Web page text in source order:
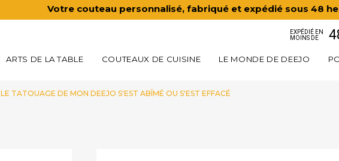
Votre couteau personnalisé, fabriqué et expédié sous 48
ARTS DE LA TABLE COUTEAUX DE CUISINE LE MONDE DE DEEJO
EXPÉDIÉ EN
MOINS DE
LE TATOUAGE DE MON DEEJO S'EST ABÎMÉ OU S'EST EFFACÉ